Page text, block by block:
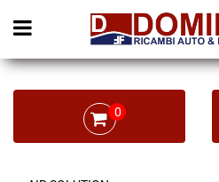
Open menu
0